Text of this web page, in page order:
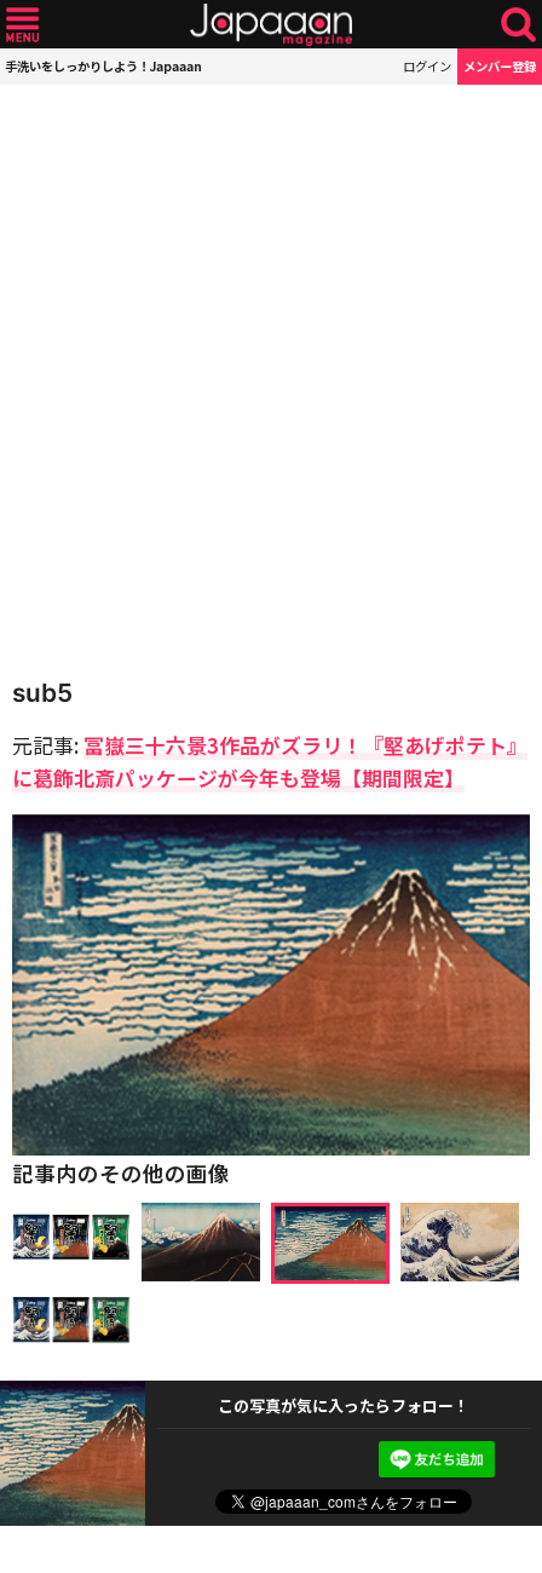
手洗いをしっかりしよう！Japaaan ログイン メンバー登録
sub5
元記事: 冨嶽三十六景3作品がズラリ！『堅あげポテト』
に葛飾北斎パッケージが今年も登場【期間限定】
記事内のその他の画像
この写真が気に入ったらフォロー！